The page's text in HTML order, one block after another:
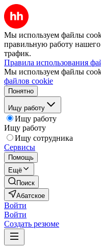
Мы используем файлы
правильную работу нашего
трафик.
Правила использования
Мы используем файлы
файлов cookie
Понятно
Ищу работу
Ищу работу
Ищу работу
Ищу сотрудника
Сервисы
Помощь
Ещё
Поиск
Абатское
Войти
Войти
Создать резюме